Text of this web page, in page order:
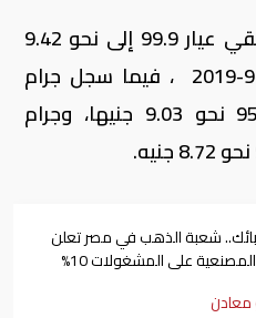
ارتفع سعر جرام الفضة النقي عيار 99.9 إلى نحو 9.42
جنيهات، اليوم السبت 21-9-2019 ، فيما سجل جرام
الفضة البريطانية عيار 95.8 نحو 9.03 جنيها، وجرام
شعبة الذهب في مصر تعلن
على المشغولات 10%